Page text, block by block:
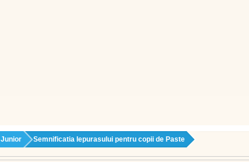
Semnificatia Iepurasului pentru copii de Paste